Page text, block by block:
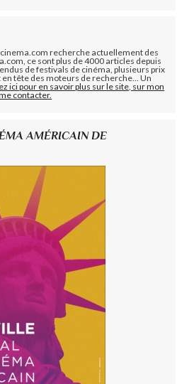
recherche actuellement des
ce sont plus de 4000 articles depuis
de festivals de cinéma, plusieurs prix
tête des moteurs de recherche... Un
ici pour en savoir plus sur le site, sur mon
contacter.
AMÉRICAIN DE